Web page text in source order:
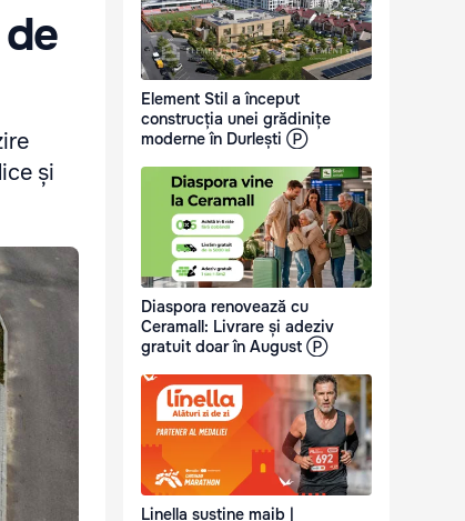
și
Element Stil a început
construcția unei grădinițe
moderne în Durlești Ⓟ
Diaspora renovează cu
Ceramall: Livrare și adeziv
gratuit doar în August Ⓟ
Linella susține maib |